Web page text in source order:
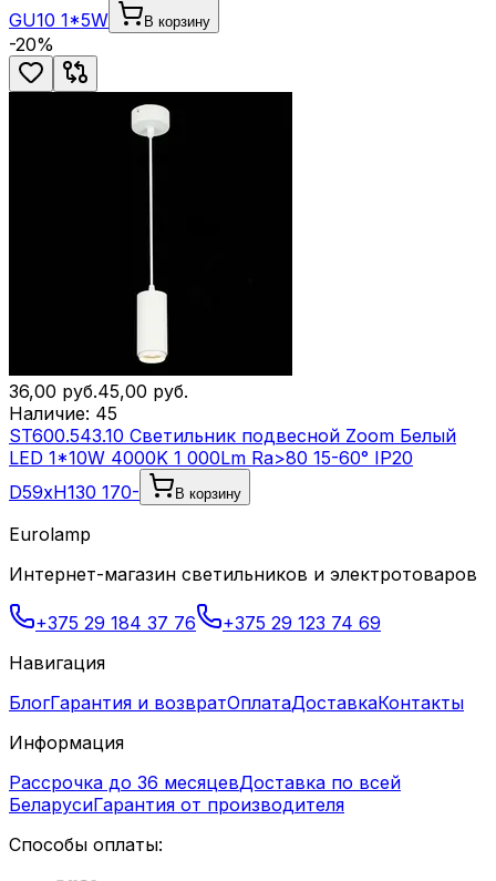
GU10 1*5W
В корзину
-20%
36,00 руб.45,00 руб.
Наличие: 45
ST600.543.10 Светильник подвесной Zoom Белый
LED 1*10W 4000K 1 000Lm Ra>80 15-60° IP20
D59xH130 170-
В корзину
Eurolamp
Интернет-магазин светильников и электротоваров
+375 29 184 37 76
+375 29 123 74 69
Навигация
БлогГарантия и возвратОплатаДоставкаКонтакты
Информация
Рассрочка до 36 месяцевДоставка по всей
БеларусиГарантия от производителя
Способы оплаты: